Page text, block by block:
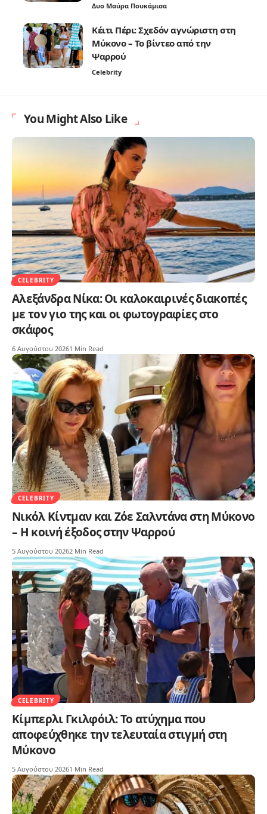
Δυο Μαύρα Πουκάμισα
Κέιτι Πέρι: Σχεδόν αγνώριστη στη
Μύκονο – Το βίντεο από την
Ψαρρού
Celebrity
You Might Also Like
CELEBRITY
Αλεξάνδρα Νίκα: Οι καλοκαιρινές διακοπές
με τον γιο της και οι φωτογραφίες στο
σκάφος
6 Αυγούστου 20261 Min Read
CELEBRITY
Νικόλ Κίντμαν και Ζόε Σαλντάνα στη Μύκονο
– Η κοινή έξοδος στην Ψαρρού
5 Αυγούστου 20262 Min Read
CELEBRITY
Κίμπερλι Γκιλφόιλ: Το ατύχημα που
αποφεύχθηκε την τελευταία στιγμή στη
Μύκονο
5 Αυγούστου 20261 Min Read